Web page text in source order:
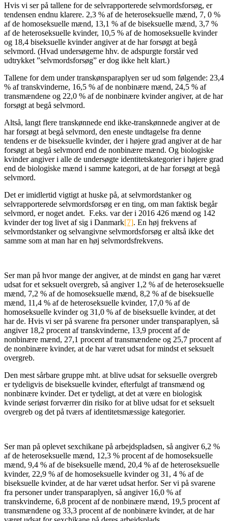
Hvis vi ser på tallene for de selvrapporterede selvmordsforsøg, er
tendensen endnu klarere. 2,3 % af de heteroseksuelle mænd, 7, 0 %
af de homoseksuelle mænd, 13,1 % af de biseksuelle mænd, 3,7 %
af de heteroseksuelle kvinder, 10,5 % af de homoseksuelle kvinder
og 18,4 biseksuelle kvinder angiver at de har forsøgt at begå
selvmord. (Hvad undersøgerne hhv. de adspurgte forstår ved
udtrykket ”selvmordsforsøg” er dog ikke helt klart.)
Tallene for dem under transkønsparaplyen ser ud som følgende: 23,4
% af transkvinderne, 16,5 % af de nonbinære mænd, 24,5 % af
transmændene og 22,0 % af de nonbinære kvinder angiver, at de har
forsøgt at begå selvmord.
Altså, langt flere transkønnede end ikke-transkønnede angiver at de
har forsøgt at begå selvmord, den eneste undtagelse fra denne
tendens er de biseksuelle kvinder, der i højere grad angiver at de har
forsøgt at begå selvmord end de nonbinære mænd. Og biologiske
kvinder angiver i alle de undersøgte identitetskategorier i højere grad
end de biologiske mænd i samme kategori, at de har forsøgt at begå
selvmord.
Det er imidlertid vigtigt at huske på, at selvmordstanker og
selvrapporterede selvmordsforsøg er en ting, om man faktisk begår
selvmord, er noget andet. F.eks. var der i 2016 426 mænd og 142
kvinder der tog livet af sig i Danmark[7]. En høj frekvens af
selvmordstanker og selvangivne selvmordsforsøg er altså ikke det
samme som at man har en høj selvmordsfrekvens.
Ser man på hvor mange der angiver, at de mindst en gang har været
udsat for et seksuelt overgreb, så angiver 1,2 % af de heteroseksuelle
mænd, 7,2 % af de homoseksuelle mænd, 8,2 % af de biseksuelle
mænd, 11,4 % af de heteroseksuelle kvinder, 17,0 % af de
homoseksuelle kvinder og 31,0 % af de biseksuelle kvinder, at det
har de. Hvis vi ser på svarene fra personer under transparaplyen, så
angiver 18,2 procent af transkvinderne, 13,9 procent af de
nonbinære mænd, 27,1 procent af transmændene og 25,7 procent af
de nonbinære kvinder, at de har været udsat for mindst et seksuelt
overgreb.
Den mest sårbare gruppe mht. at blive udsat for seksuelle overgreb
er tydeligvis de biseksuelle kvinder, efterfulgt af transmænd og
nonbinære kvinder. Det er tydeligt, at det at være en biologisk
kvinde seriøst forværrer din risiko for at blive udsat for et seksuelt
overgreb og det på tværs af identitetsmæssige kategorier.
Ser man på oplevet sexchikane på arbejdspladsen, så angiver 6,2 %
af de heteroseksuelle mænd, 12,3 % procent af de homoseksuelle
mænd, 9,4 % af de biseksuelle mænd, 20,4 % af de heteroseksuelle
kvinder, 22,9 % af de homoseksuelle kvinder og 31, 4 % af de
biseksuelle kvinder, at de har været udsat herfor. Ser vi på svarene
fra personer under transparaplyen, så angiver 16,0 % af
transkvinderne, 6,8 procent af de nonbinære mænd, 19,5 procent af
transmændene og 33,3 procent af de nonbinære kvinder, at de har